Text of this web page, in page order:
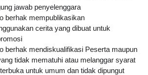
jawab penyelenggara
berhak mempublikasikan
cerita yang dibuat untuk
berhak mendiskualifikasi Peserta maupun
tidak mematuhi atau melanggar syarat
untuk umum dan tidak dipungut